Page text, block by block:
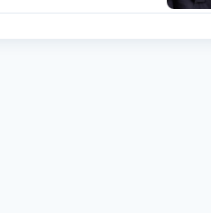
الفيفا».. وإقالة